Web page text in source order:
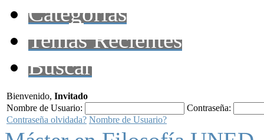
Categorías
Temas Recientes
Buscar
Bienvenido, Invitado
Nombre de Usuario:
Contraseña:
Contraseña olvidada? Nombre de Usuario?